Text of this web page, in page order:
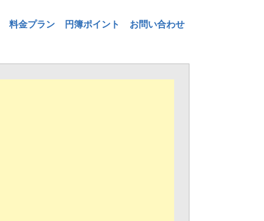
料金プラン 円簿ポイント お問い合わせ